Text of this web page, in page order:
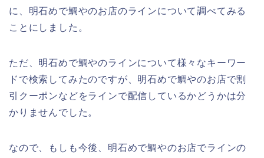
に、明石めで鯛やのお店のラインについて調べてみる
ことにしました。
ただ、明石めで鯛やのラインについて様々なキーワー
ドで検索してみたのですが、明石めで鯛やのお店で割
引クーポンなどをラインで配信しているかどうかは分
かりませんでした。
なので、もしも今後、明石めで鯛やのお店でラインの